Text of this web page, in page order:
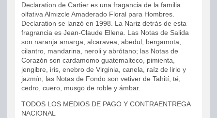
Declaration de Cartier es una fragancia de la familia
olfativa Almizcle Amaderado Floral para Hombres.
Declaration se lanzó en 1998. La Nariz detrás de esta
fragrancia es Jean-Claude Ellena. Las Notas de Salida
son naranja amarga, alcaravea, abedul, bergamota,
cilantro, mandarina, neroli y abrótano; las Notas de
Corazón son cardamomo guatemalteco, pimienta,
jengibre, iris, enebro de Virginia, canela, raíz de lirio y
jazmín; las Notas de Fondo son vetiver de Tahití, té,
cedro, cuero, musgo de roble y ámbar.
TODOS LOS MEDIOS DE PAGO Y CONTRAENTREGA
NACIONAL